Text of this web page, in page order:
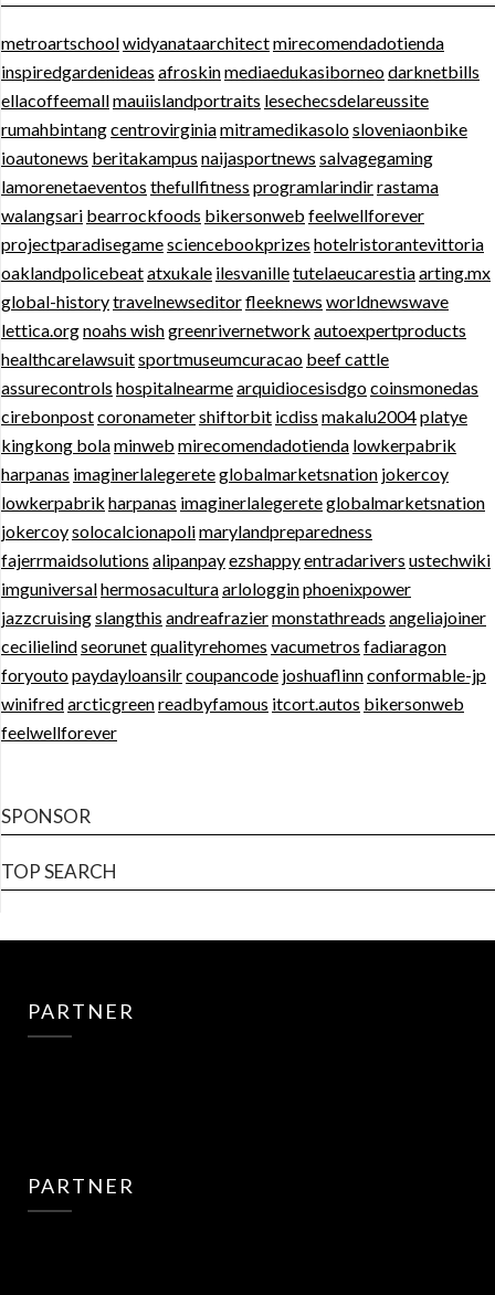
metroartschoolwidyanataarchitectmirecomendadotienda
inspiredgardenideas afroskinmediaedukasiborneodarknetbills
ellacoffeemallmauiislandportraits lesechecsdelareussite
rumahbintangcentrovirginiamitramedikasolosloveniaonbike
ioautonews beritakampus naijasportnews salvagegaming
lamorenetaeventos thefullfitness programlarindirrastama
walangsari bearrockfoods bikersonweb feelwellforever
projectparadisegamesciencebookprizes hotelristorantevittoria
oaklandpolicebeatatxukale ilesvanilletutelaeucarestiaarting.mx
global-historytravelnewseditorfleeknews worldnewswave
lettica.orgnoahs wishgreenrivernetwork autoexpertproducts
healthcarelawsuitsportmuseumcuracao beef cattle
assurecontrols hospitalnearmearquidiocesisdgocoinsmonedas
cirebonpostcoronametershiftorbit icdiss makalu2004platye
kingkong bolaminweb mirecomendadotienda lowkerpabrik
harpanas imaginerlalegereteglobalmarketsnation jokercoy
lowkerpabrik harpanas imaginerlalegereteglobalmarketsnation
jokercoysolocalcionapolimarylandpreparedness
fajerrmaidsolutions alipanpayezshappyentradarivers ustechwiki
imguniversalhermosaculturaarlologginphoenixpower
jazzcruisingslangthis andreafraziermonstathreads angeliajoiner
cecilielindseorunetqualityrehomes vacumetros fadiaragon
foryoutopaydayloansilrcoupancode joshuaflinnconformable-jp
winifredarcticgreenreadbyfamous itcort.autos bikersonweb
feelwellforever
SPONSOR
TOP SEARCH
PARTNER
PARTNER